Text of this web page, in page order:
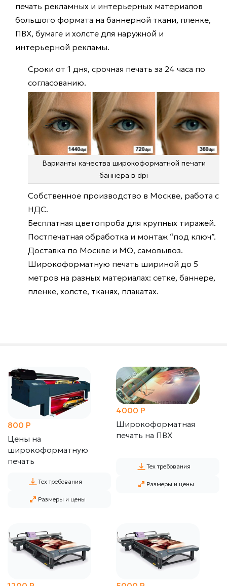
P
Цены
на
широкоформатную
4000
печать
ПВХ
1200
P
Широкоформатная
печать рекламных и интерьерных материалов
большого формата на баннерной ткани, пленке,
ПВХ, бумаге и холсте для наружной и
интерьерной рекламы.
Сроки от 1 дня, срочная печать за 24 часа по
согласованию.
Варианты качества широкоформатной печати
баннера в dpi
Собственное производство в Москве, работа с
НДС.
Бесплатная цветопроба для крупных тиражей.
Постпечатная обработка и монтаж “под ключ”.
Доставка по Москве и МО, самовывоз.
Широкоформатную печать шириной до 5
метров на разных материалах: сетке, баннере,
пленке, холсте, тканях, плакатах.
800 P
Цены на
широкоформатную
печать
Тех требования
Размеры и цены
4000 P
Широкоформатная
печать на ПВХ
Тех требования
Размеры и цены